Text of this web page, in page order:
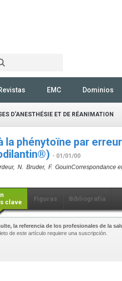
EMC Dominios
D'ANESTHÉSIE ET DE RÉANIMATION
la phénytoïne par
- 01/01/00
N. Bruder, F. GouinCorrespondance
clave
Figuras Bibliografía
la referencia de los profesionales de la
de este artículo requiere una suscripción.